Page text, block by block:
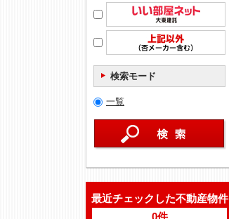
検索モード
一覧
最近チェックした不動産物件